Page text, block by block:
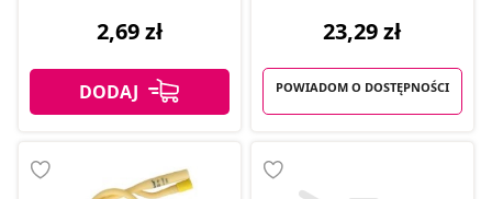
2,69 zł 23,29 zł
POWIADOM O DOSTĘPNOŚCI